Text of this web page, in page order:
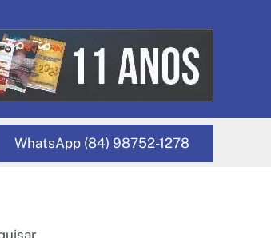
WhatsApp (84) 98752-1278